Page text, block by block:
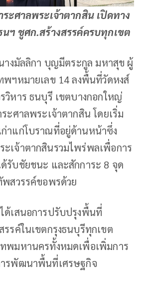
ระศาลพระเจ้าตากสิน เปิดทาง
นฯ ชูศก.สร้างสรรค์ครบทุกเขต
างมัลลิกา บุญมีตระกูล มหาสุข ผู้
พฯหมายเลข 14 ลงพื้นที่วัดหงส์
วิหาร ธนบุรี เขตบางกอกใหญ่
ะศาลพระเจ้าตากสิน โดยเริ่ม
าแก่โบราณที่อยู่ด้านหน้าซึ่ง
เจ้าตากสินรวมไพร่พลเพื่อการ
รับชัยชนะ และสักการะ 8 จุด
สวรรค์ขอพรด้วย
ด้เสนอการปรับปรุงพื้นที่
รรค์ในเขตกรุงธนบุรีทุกเขต
พมหานครทั้งหมดเพื่อเพิ่มการ
ารพัฒนาพื้นที่เศรษฐกิจ